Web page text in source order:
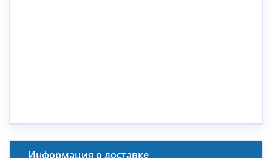
Информация о доставке